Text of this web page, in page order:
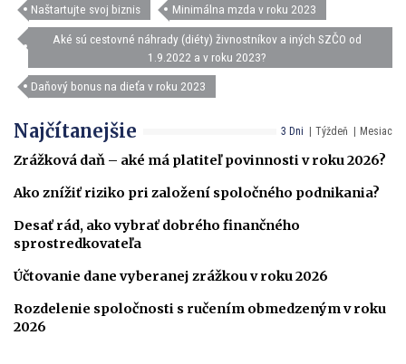
Naštartujte svoj biznis Minimálna mzda v roku 2023
Aké sú cestovné náhrady (diéty) živnostníkov a iných SZČO od
1.9.2022 a v roku 2023?
Daňový bonus na dieťa v roku 2023
3 Dni Týždeň Mesiac
Najčítanejšie
Zrážková daň – aké má platiteľ povinnosti v roku 2026?
Ako znížiť riziko pri založení spoločného podnikania?
Desať rád, ako vybrať dobrého finančného
sprostredkovateľa
Účtovanie dane vyberanej zrážkou v roku 2026
Rozdelenie spoločnosti s ručením obmedzeným v roku
2026